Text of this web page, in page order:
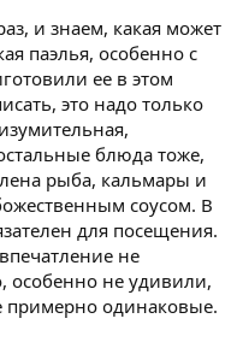
и знаем, какая может
паэлья, особенно с
ее в этом
это надо только
блюда тоже,
рыба, кальмары и
соусом. В
для посещения.
не
особенно не удивили,
примерно одинаковые.